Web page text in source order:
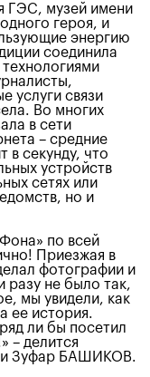
ГЭС, музей имени
героя, и
энергию
соединила
услуги связи
Во многих
в сети
– средние
в секунду, что
устройств
сетях или
но и
по всей
Приезжая в
фотографии и
разу не было так,
мы увидели, как
ее история.
ли бы посетил
– делится
Зуфар БАШИКОВ.